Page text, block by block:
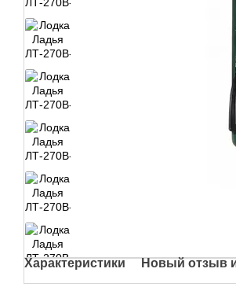
Характеристики Новый отзыв